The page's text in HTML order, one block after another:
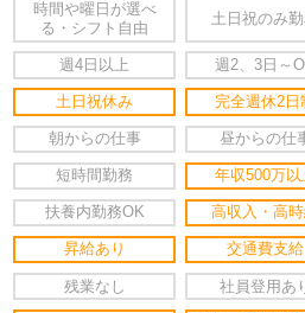
時間や曜日が選べ
る・シフト自由
土日祝のみ
週4日以上 週2、3日～
土日祝休み 完全週休2日
朝からの仕事 昼からの仕
短時間勤務 年収500万以
扶養内勤務OK 高収入・高
昇給あり 交通費支給
残業なし 社員登用あ